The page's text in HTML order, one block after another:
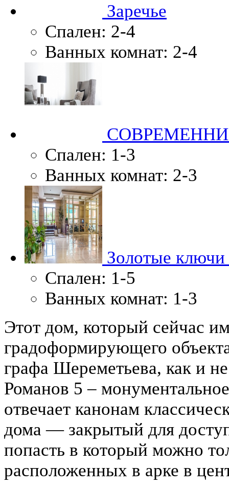
Заречье
Спален: 2-4
Ванных комнат: 2-4
Спален: 1-3
Ванных комнат: 2-3
Золотые ключи
Спален: 1-5
Ванных комнат: 1-3
Этот дом, который сейчас
градоформирующего
графа Шереметьева, как и
Романов 5 –
отвечает канонам
дома — закрытый для
попасть в который можно
расположенных в арке в